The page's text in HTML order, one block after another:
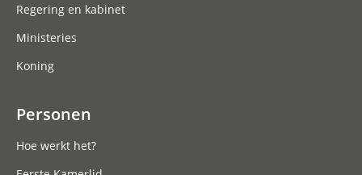
Regering en kabinet
Ministeries
Koning
Personen
Hoe werkt het?